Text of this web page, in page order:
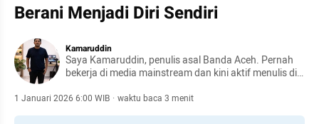
Berani Menjadi Diri Sendiri
Kamaruddin
Saya Kamaruddin, penulis asal Banda Aceh. Pernah
bekerja di media mainstream dan kini aktif menulis di
1 Januari 2026 6:00 WIB · waktu baca 3 menit